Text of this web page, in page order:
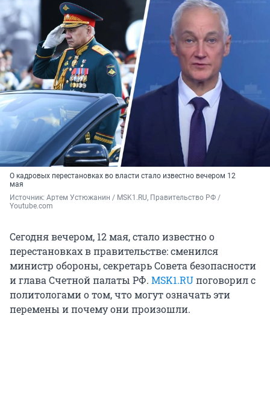
О кадровых перестановках во власти стало известно вечером 12
мая
Источник: Артем Устюжанин / MSK1.RU, Правительство РФ /
Youtube.com
Сегодня вечером, 12 мая, стало известно о
перестановках в правительстве: сменился
министр обороны, секретарь Совета безопасности
и глава Счетной палаты РФ. MSK1.RUпоговорил с
политологами о том, что могут означать эти
перемены и почему они произошли.